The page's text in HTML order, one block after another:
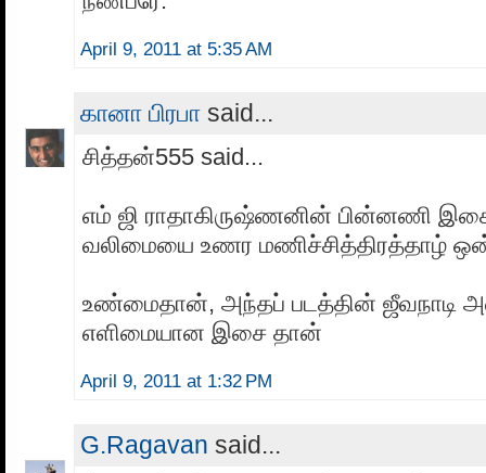
April 9, 2011 at 5:35 AM
கானா பிரபா said...
சித்தன்555 said...
எம் ஜி ராதாகிருஷ்ணனின் பின்னணி
வலிமையை உணர மணிச்சித்திரத்தாழ்
உண்மைதான், அந்தப் படத்தின் ஜீவநாடி
எளிமையான இசை தான்
April 9, 2011 at 1:32 PM
G.Ragavan said...